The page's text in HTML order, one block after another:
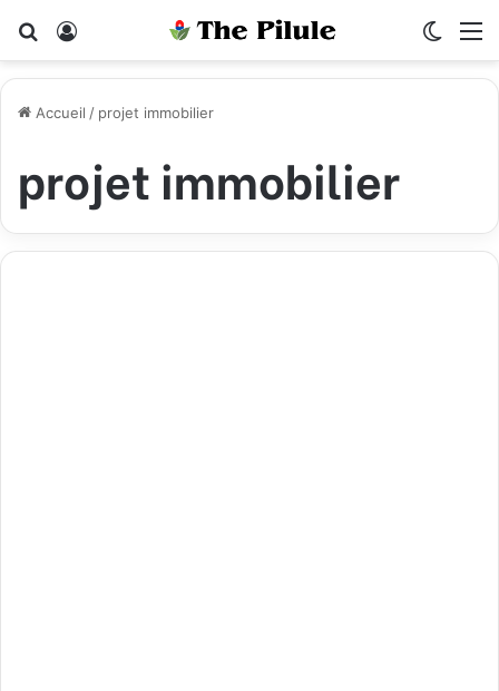
Rechercher
Accueil / projet immobilier
projet immobilier